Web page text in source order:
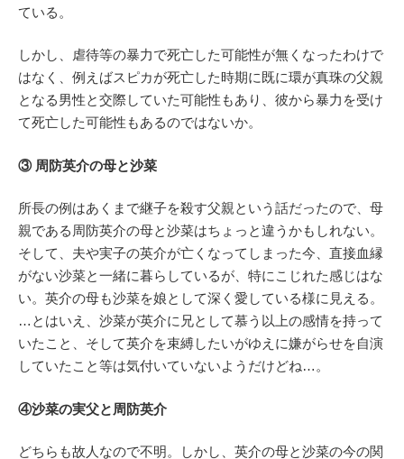
ている。
しかし、虐待等の暴力で死亡した可能性が無くなったわけで
はなく、例えばスピカが死亡した時期に既に環が真珠の父親
となる男性と交際していた可能性もあり、彼から暴力を受け
て死亡した可能性もあるのではないか。
③ 周防英介の母と沙菜
所長の例はあくまで継子を殺す父親という話だったので、母
親である周防英介の母と沙菜はちょっと違うかもしれない。
そして、夫や実子の英介が亡くなってしまった今、直接血縁
がない沙菜と一緒に暮らしているが、特にこじれた感じはな
い。英介の母も沙菜を娘として深く愛している様に見える。
…とはいえ、沙菜が英介に兄として慕う以上の感情を持って
いたこと、そして英介を束縛したいがゆえに嫌がらせを自演
していたこと等は気付いていないようだけどね…。
④沙菜の実父と周防英介
どちらも故人なので不明。しかし、英介の母と沙菜の今の関